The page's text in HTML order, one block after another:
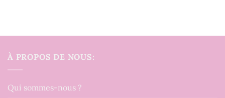
À PROPOS DE NOUS:
Qui sommes-nous ?